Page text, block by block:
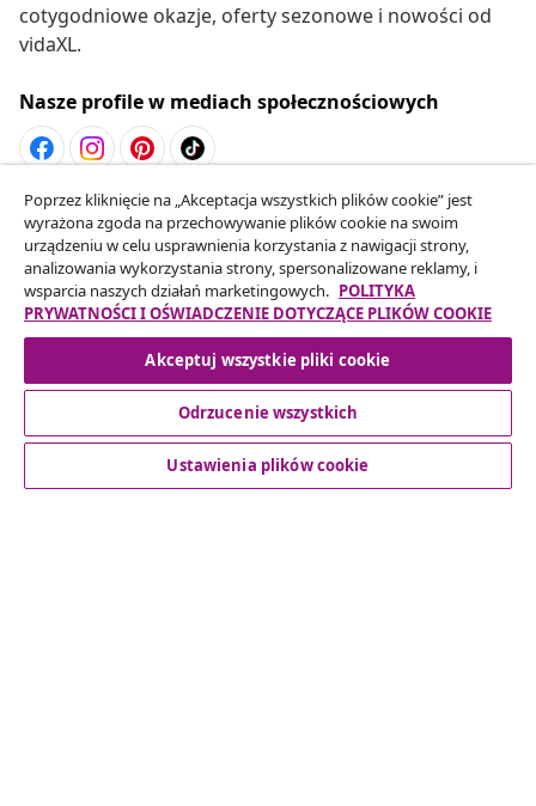
cotygodniowe okazje, oferty sezonowe i nowości od
vidaXL.
Nasze profile w mediach społecznościowych
Odstąpienie od umowy
Złóż wniosek o odstąpienie od umowy dotyczącej
Twojego zamówienia.
Odstąpienie od umowy
Obsługa Klienta
Poprzez kliknięcie na „Akceptacja wszystkich plików cookie” jest
wyrażona zgoda na przechowywanie plików cookie na swoim
urządzeniu w celu usprawnienia korzystania z nawigacji strony,
analizowania wykorzystania strony, spersonalizowane reklamy, i
wsparcia naszych działań marketingowych. POLITYKA
PRYWATNOŚCI I OŚWIADCZENIE DOTYCZĄCE PLIKÓW COOKIE
Akceptuj wszystkie pliki cookie
Odrzucenie wszystkich
Ustawienia plików cookie